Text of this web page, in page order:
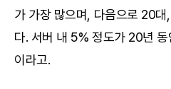
가 가장 많으며, 다음으로 20
다. 서버 내 5% 정도가 20년
이라고.